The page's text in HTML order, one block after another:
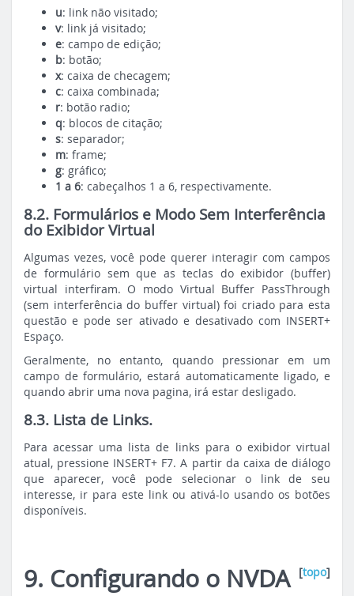
u: link não visitado;
v: link já visitado;
e: campo de edição;
b: botão;
x: caixa de checagem;
c: caixa combinada;
r: botão radio;
q: blocos de citação;
s: separador;
m: frame;
g: gráfico;
1 a 6: cabeçalhos 1 a 6, respectivamente.
8.2. Formulários e Modo Sem Interferência
do Exibidor Virtual
Algumas vezes, você pode querer interagir com campos
de formulário sem que as teclas do exibidor (buffer)
virtual interfiram. O modo Virtual Buffer PassThrough
(sem interferência do buffer virtual) foi criado para esta
questão e pode ser ativado e desativado com INSERT+
Espaço.
Geralmente, no entanto, quando pressionar em um
campo de formulário, estará automaticamente ligado, e
quando abrir uma nova pagina, irá estar desligado.
8.3. Lista de Links.
Para acessar uma lista de links para o exibidor virtual
atual, pressione INSERT+ F7. A partir da caixa de diálogo
que aparecer, você pode selecionar o link de seu
interesse, ir para este link ou ativá-lo usando os botões
disponíveis.
9. Configurando o NVDA [topo]